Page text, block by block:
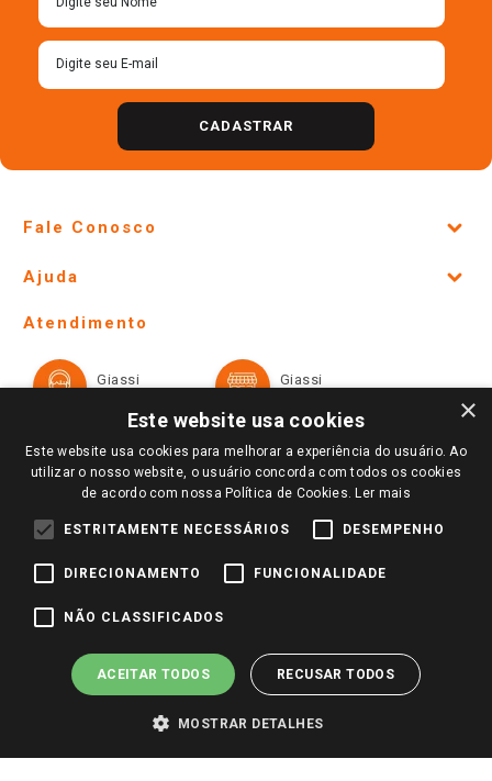
CADASTRAR
Fale Conosco
Lojas Físicas e Horários
Ofertas
Televendas
Notícias
Perguntas frequentes
Identidade Visual
Ajuda
Formas de Pagamento
Trocas e Devoluções
Atendimento
Giassi
Giassi
Redes Sociais
Pagamento e Segurança
×
Este website usa cookies
Este website usa cookies para melhorar a experiência do usuário. Ao
utilizar o nosso website, o usuário concorda com todos os cookies
de acordo com nossa Política de Cookies. Ler mais
ESTRITAMENTE NECESSÁRIOS DESEMPENHO
DIRECIONAMENTO FUNCIONALIDADE
NÃO CLASSIFICADOS
ACEITAR TODOS RECUSAR TODOS
MOSTRAR DETALHES